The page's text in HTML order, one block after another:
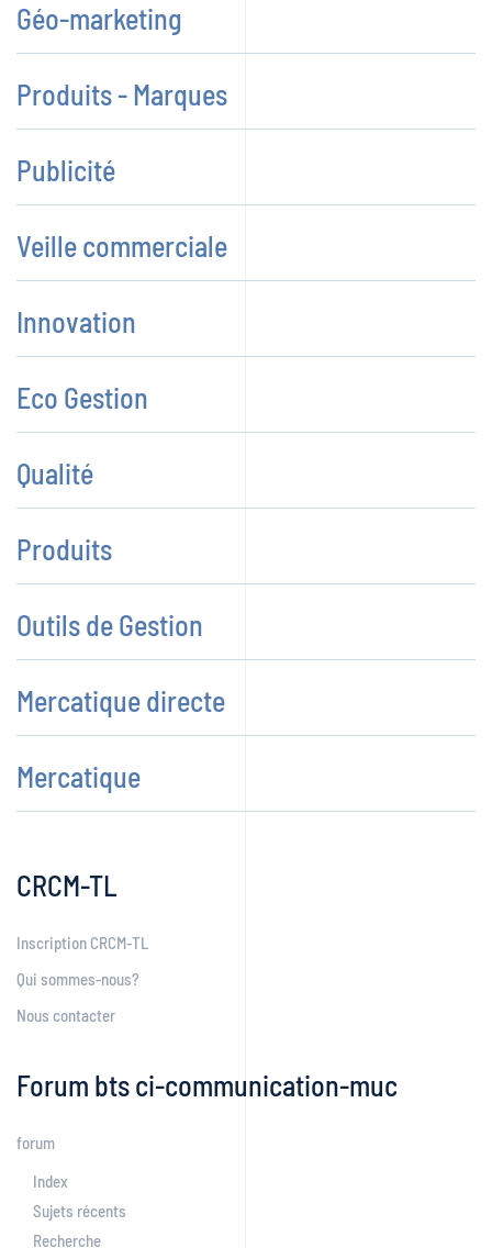
Géo-marketing
Produits - Marques
Publicité
Veille commerciale
Innovation
Eco Gestion
Qualité
Produits
Outils de Gestion
Mercatique directe
Mercatique
CRCM-TL
Inscription CRCM-TL
Qui sommes-nous?
Nous contacter
Forum bts ci-communication-muc
forum
Index
Sujets récents
Recherche